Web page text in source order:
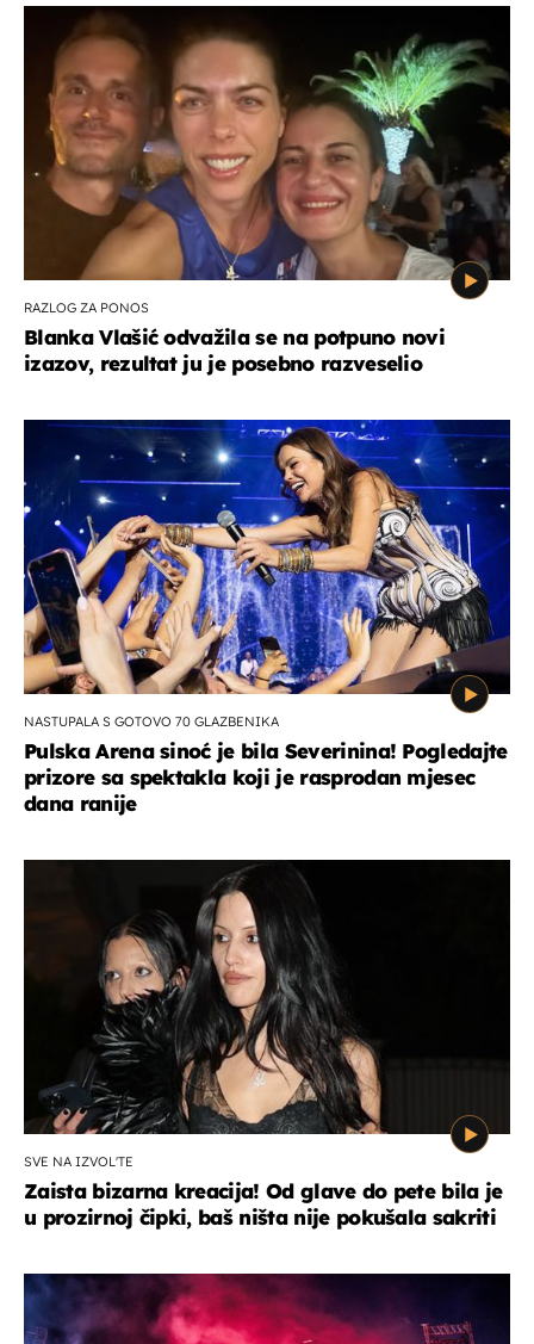
RAZLOG ZA PONOS
Blanka Vlašić odvažila se na potpuno novi
izazov, rezultat ju je posebno razveselio
NASTUPALA S GOTOVO 70 GLAZBENIKA
Pulska Arena sinoć je bila Severinina! Pogledajte
prizore sa spektakla koji je rasprodan mjesec
dana ranije
SVE NA IZVOL'TE
Zaista bizarna kreacija! Od glave do pete bila je
u prozirnoj čipki, baš ništa nije pokušala sakriti